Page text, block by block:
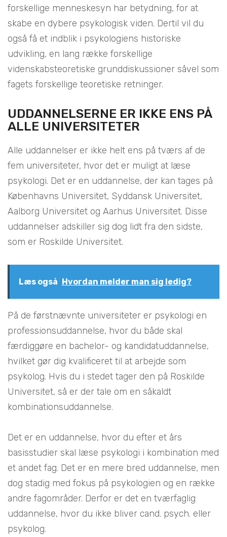
forskellige menneskesyn har betydning, for at
skabe en dybere psykologisk viden. Dertil vil du
også få et indblik i psykologiens historiske
udvikling, en lang række forskellige
videnskabsteoretiske grunddiskussioner såvel som
fagets forskellige teoretiske retninger.
UDDANNELSERNE ER IKKE ENS PÅ
ALLE UNIVERSITETER
Alle uddannelser er ikke helt ens på tværs af de
fem universiteter, hvor det er muligt at læse
psykologi. Det er en uddannelse, der kan tages på
Københavns Universitet, Syddansk Universitet,
Aalborg Universitet og Aarhus Universitet. Disse
uddannelser adskiller sig dog lidt fra den sidste,
som er Roskilde Universitet.
Læs også Hvordan melder man sig ledig?
På de førstnævnte universiteter er psykologi en
professionsuddannelse, hvor du både skal
færdiggøre en bachelor- og kandidatuddannelse,
hvilket gør dig kvalificeret til at arbejde som
psykolog. Hvis du i stedet tager den på Roskilde
Universitet, så er der tale om en såkaldt
kombinationsuddannelse.
Det er en uddannelse, hvor du efter et års
basisstudier skal læse psykologi i kombination med
et andet fag. Det er en mere bred uddannelse, men
dog stadig med fokus på psykologien og en række
andre fagområder. Derfor er det en tværfaglig
uddannelse, hvor du ikke bliver cand. psych. eller
psykolog.